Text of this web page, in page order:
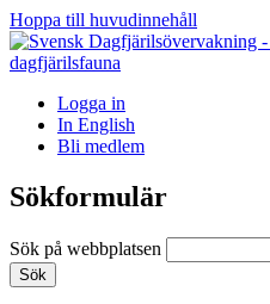
Hoppa till huvudinnehåll
Logga in
In English
Bli medlem
Sökformulär
Sök på webbplatsen